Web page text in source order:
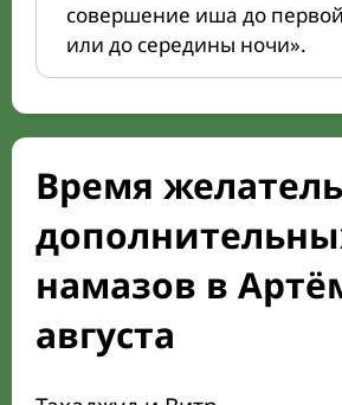
совершение иша до
или до середины ночи».
Время
намазов в
августа